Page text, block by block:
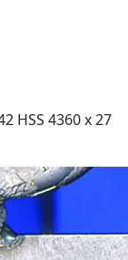
HSS 4360 x 27